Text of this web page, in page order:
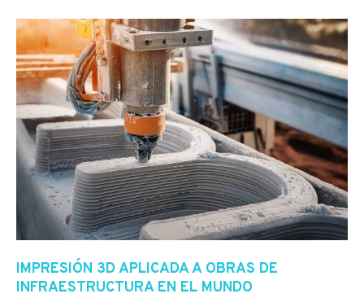
IMPRESIÓN 3D APLICADA A OBRAS DE
INFRAESTRUCTURA EN EL MUNDO